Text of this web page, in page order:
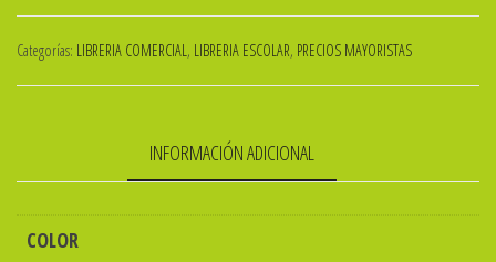
12
Unid.
TRIO
cantidad
Categorías: LIBRERIA COMERCIAL, LIBRERIA ESCOLAR, PRECIOS MAYORISTAS
INFORMACIÓN ADICIONAL
COLOR